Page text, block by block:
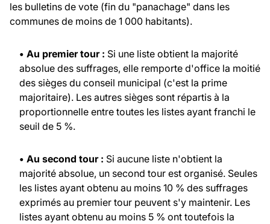
les bulletins de vote (fin du "panachage" dans les
communes de moins de 1 000 habitants).
• Au premier tour : Si une liste obtient la majorité
absolue des suffrages, elle remporte d'office la moitié
des sièges du conseil municipal (c'est la prime
majoritaire). Les autres sièges sont répartis à la
proportionnelle entre toutes les listes ayant franchi le
seuil de 5 %.
• Au second tour : Si aucune liste n'obtient la
majorité absolue, un second tour est organisé. Seules
les listes ayant obtenu au moins 10 % des suffrages
exprimés au premier tour peuvent s'y maintenir. Les
listes ayant obtenu au moins 5 % ont toutefois la